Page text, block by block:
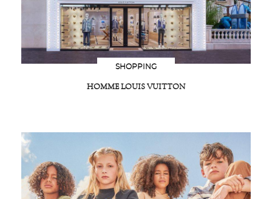
SHOPPING
HOMME LOUIS VUITTON